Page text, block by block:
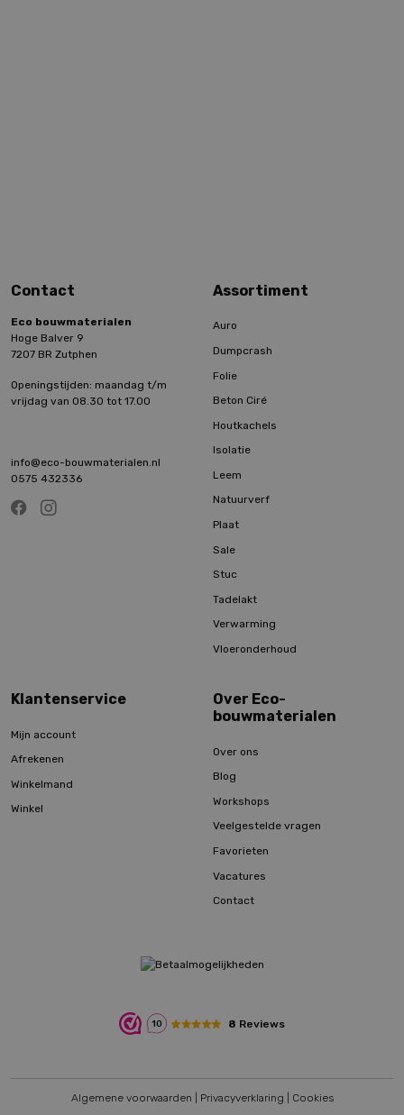
Contact
Eco bouwmaterialen
Hoge Balver 9
7207 BR Zutphen
Openingstijden: maandag t/m
vrijdag van 08.30 tot 17.00
info@eco-bouwmaterialen.nl
0575 432336
Assortiment
Auro
Dumpcrash
Folie
Beton Ciré
Houtkachels
Isolatie
Leem
Natuurverf
Plaat
Sale
Stuc
Tadelakt
Verwarming
Vloeronderhoud
Klantenservice
Mijn account
Afrekenen
Winkelmand
Winkel
Over Eco-
bouwmaterialen
Over ons
Blog
Workshops
Veelgestelde vragen
Favorieten
Vacatures
Contact
10 8 Reviews
Algemene voorwaarden Privacyverklaring Cookies